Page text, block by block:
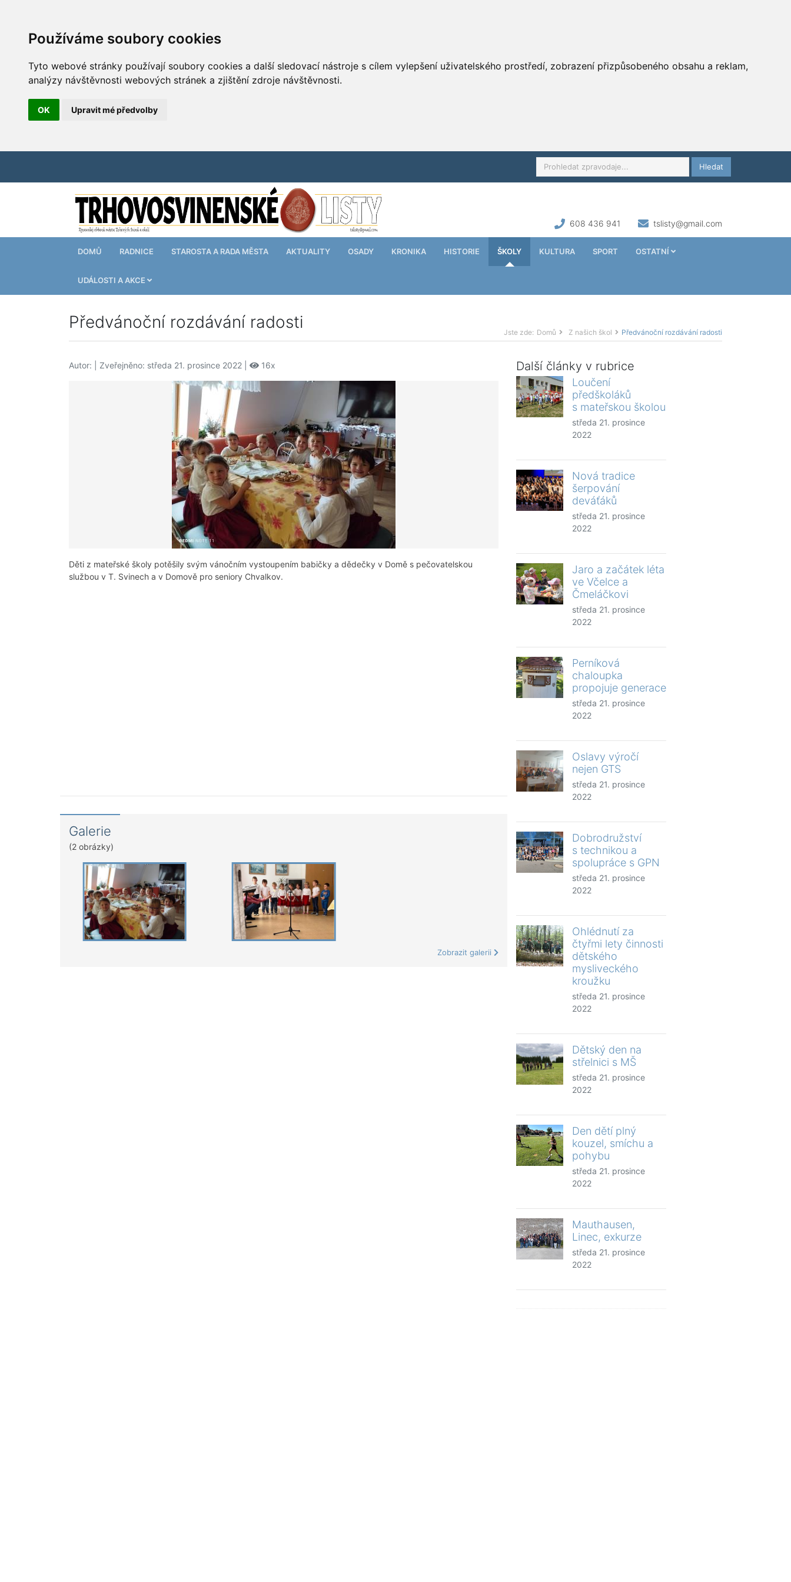
Používáme soubory cookies
Tyto webové stránky používají soubory cookies a další sledovací nástroje s cílem vylepšení uživatelského prostředí, zobrazení přizpůsobeného obsahu a reklam,
analýzy návštěvnosti webových stránek a zjištění zdroje návštěvnosti.
OK Upravit mé předvolby
Hledat
608 436 941 tslisty@gmail.com
DOMŮ RADNICE STAROSTA A RADA MĚSTA AKTUALITY OSADY KRONIKA HISTORIE ŠKOLY KULTURA SPORT OSTATNÍ
UDÁLOSTI A AKCE
Předvánoční rozdávání radosti
Jste zde: Domů Z našich škol Předvánoční rozdávání radosti
Autor: | Zveřejněno: středa 21. prosince 2022 | 16x
Děti z mateřské školy potěšily svým vánočním vystoupením babičky a dědečky v Domě s pečovatelskou
službou v T. Svinech a v Domově pro seniory Chvalkov.
Galerie
(2 obrázky)
Zobrazit galerii
Další články v rubrice
Loučení
předškoláků
s mateřskou školou
středa 21. prosince
2022
Nová tradice
šerpování
deváťáků
středa 21. prosince
2022
Jaro a začátek léta
ve Včelce a
Čmeláčkovi
středa 21. prosince
2022
Perníková
chaloupka
propojuje generace
středa 21. prosince
2022
Oslavy výročí
nejen GTS
středa 21. prosince
2022
Dobrodružství
s technikou a
spolupráce s GPN
středa 21. prosince
2022
Ohlédnutí za
čtyřmi lety činnosti
dětského
mysliveckého
kroužku
středa 21. prosince
2022
Dětský den na
střelnici s MŠ
středa 21. prosince
2022
Den dětí plný
kouzel, smíchu a
pohybu
středa 21. prosince
2022
Mauthausen,
Linec, exkurze
středa 21. prosince
2022